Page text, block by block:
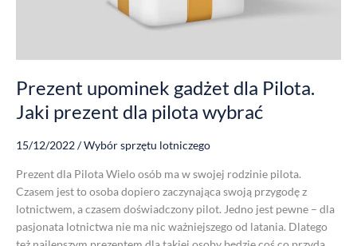
Prezent upominek gadżet dla Pilota.
Jaki prezent dla pilota wybrać
15/12/2022/Wybór sprzętu lotniczego
Prezent dla Pilota Wielo osób ma w swojej rodzinie pilota.
Czasem jest to osoba dopiero zaczynająca swoją przygodę z
lotnictwem, a czasem doświadczony pilot. Jedno jest pewne – dla
pasjonata lotnictwa nie ma nic ważniejszego od latania. Dlatego